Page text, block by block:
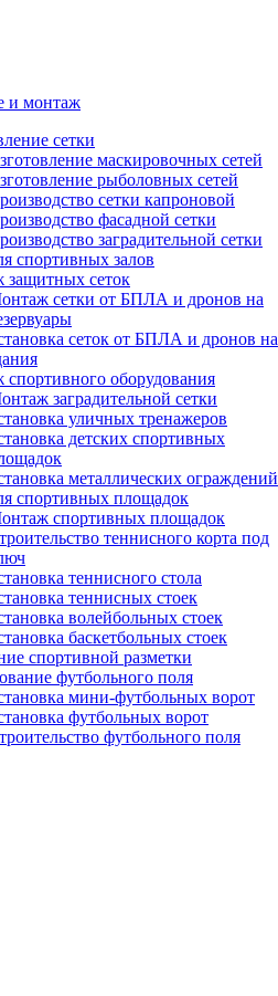
и монтаж
сетки
маскировочных сетей
рыболовных сетей
сетки капроновой
фасадной сетки
заградительной сетки
спортивных залов
сеток
сетки от БПЛА и дронов на
сеток от БПЛА и дронов на
оборудования
заградительной сетки
уличных тренажеров
детских спортивных
металлических ограждений
спортивных площадок
спортивных площадок
теннисного корта под
теннисного стола
теннисных стоек
волейбольных стоек
баскетбольных стоек
спортивной разметки
футбольного поля
мини-футбольных ворот
футбольных ворот
футбольного поля